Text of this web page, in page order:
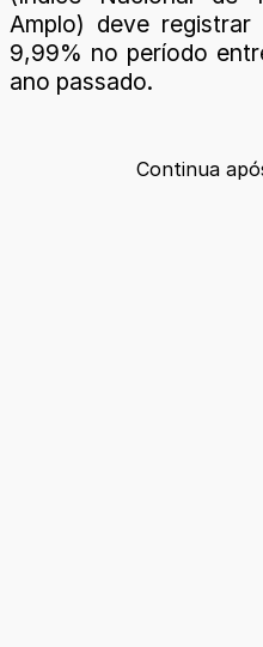
Amplo) deve
9,99% no período
ano passado.
Continua